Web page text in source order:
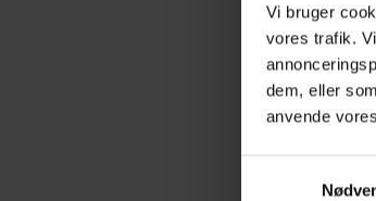
Vi bruger
vores trafik.
dem, eller
anvende